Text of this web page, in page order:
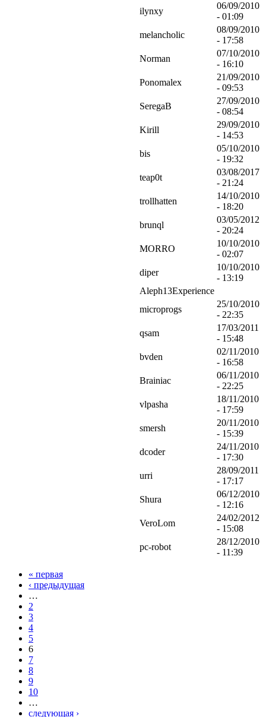
ilynxy
06/09/2010
- 01:09
melancholic
08/09/2010
- 17:58
Norman
07/10/2010
- 16:10
Ponomalex
21/09/2010
- 09:53
SeregaB
27/09/2010
- 08:54
Kirill
29/09/2010
- 14:53
bis
05/10/2010
- 19:32
teap0t
03/08/2017
- 21:24
trollhatten
14/10/2010
- 18:20
brunql
03/05/2012
- 20:24
MORRO
10/10/2010
- 02:07
diper
10/10/2010
- 13:19
Aleph13Experience
microprogs
25/10/2010
- 22:35
qsam
17/03/2011
- 15:48
bvden
02/11/2010
- 16:58
Brainiac
06/11/2010
- 22:25
vlpasha
18/11/2010
- 17:59
smersh
20/11/2010
- 15:39
dcoder
24/11/2010
- 17:30
urri
28/09/2011
- 17:17
Shura
06/12/2010
- 12:16
VeroLom
24/02/2012
- 15:08
pc-robot
28/12/2010
- 11:39
« первая
‹ предыдущая
…
2
3
4
5
6
7
8
9
10
…
следующая ›